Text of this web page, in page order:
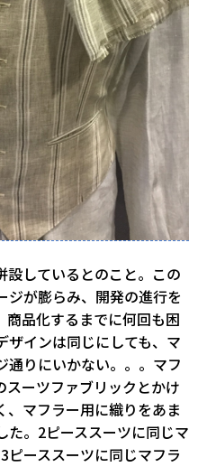
設しているとのこと。この
ジが膨らみ、開発の進行を
商品化するまでに何回も困
ザインは同じにしても、マ
通りにいかない。。。マフ
スーツファブリックとかけ
マフラー用に織りをあま
た。2ピーススーツに同じマ
ピーススーツに同じマフラ